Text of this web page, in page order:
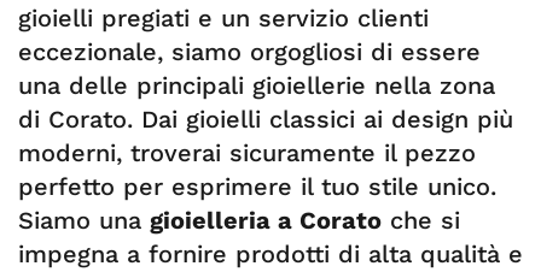
gioielli pregiati e un servizio clienti
eccezionale, siamo orgogliosi di essere
una delle principali gioiellerie nella zona
di Corato. Dai gioielli classici ai design più
moderni, troverai sicuramente il pezzo
perfetto per esprimere il tuo stile unico.
Siamo una gioielleria a Corato che si
impegna a fornire prodotti di alta qualità e